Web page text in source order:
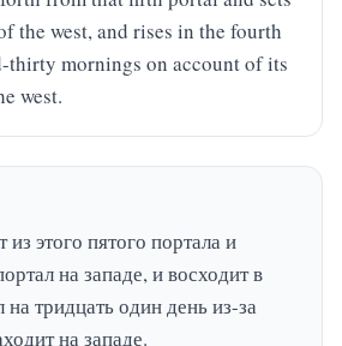
the west, and rises in the fourth
thirty mornings on account of its
west.
этого пятого портала и
на западе, и восходит в
на тридцать один день из-за
на западе.